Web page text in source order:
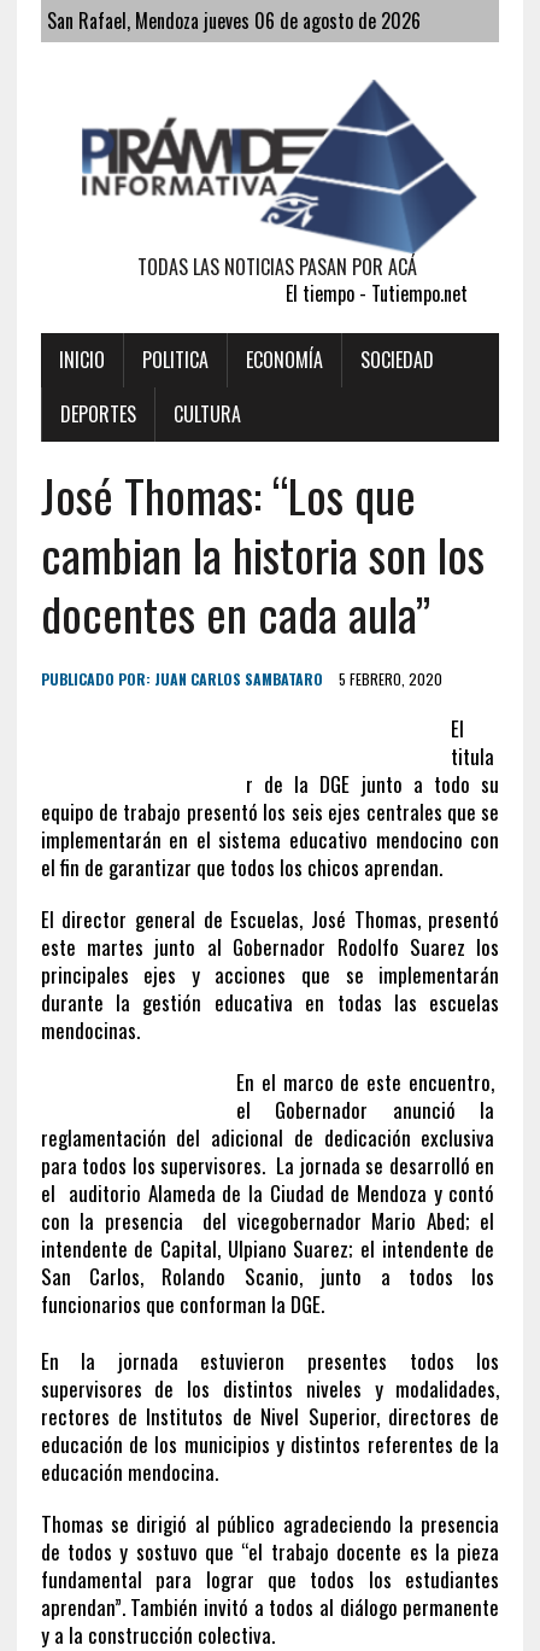
San Rafael, Mendoza jueves 06 de agosto de 2026
TODAS LAS NOTICIAS PASAN POR ACÁ
El tiempo - Tutiempo.net
INICIO POLITICA ECONOMÍA
SOCIEDAD
DEPORTES
CULTURA
José Thomas: “Los que
cambian la historia son los
docentes en cada aula”
PUBLICADO POR: JUAN CARLOS SAMBATARO 5 FEBRERO, 2020
El
titula
r de la DGE junto a todo su
equipo de trabajo presentó los seis ejes centrales que se
implementarán en el sistema educativo mendocino con
el fin de garantizar que todos los chicos aprendan.
El director general de Escuelas, José Thomas, presentó
este martes junto al Gobernador Rodolfo Suarez los
principales ejes y acciones que se implementarán
durante la gestión educativa en todas las escuelas
mendocinas.
En el marco de este encuentro,
el Gobernador anunció la
reglamentación del adicional de dedicación exclusiva
para todos los supervisores. La jornada se desarrolló en
el auditorio Alameda de la Ciudad de Mendoza y contó
con la presencia del vicegobernador Mario Abed; el
intendente de Capital, Ulpiano Suarez; el intendente de
San Carlos, Rolando Scanio, junto a todos los
funcionarios que conforman la DGE.
En la jornada estuvieron presentes todos los
supervisores de los distintos niveles y modalidades,
rectores de Institutos de Nivel Superior, directores de
educación de los municipios y distintos referentes de la
educación mendocina.
Thomas se dirigió al público agradeciendo la presencia
de todos y sostuvo que “el trabajo docente es la pieza
fundamental para lograr que todos los estudiantes
aprendan”. También invitó a todos al diálogo permanente
y a la construcción colectiva.